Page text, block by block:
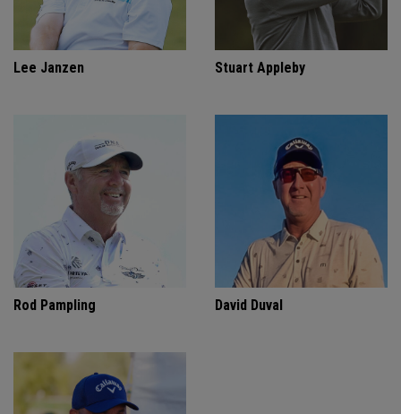
Lee Janzen Stuart Appleby
Rod Pampling David Duval